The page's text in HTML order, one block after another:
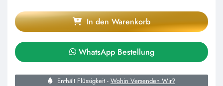
In den Warenkorb
WhatsApp Bestellung
Enthält Flüssigkeit - Wohin Versenden Wir?